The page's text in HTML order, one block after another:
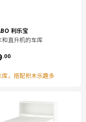
利乐宝
和直升机的车库
.00
库，搭配积木乐趣多